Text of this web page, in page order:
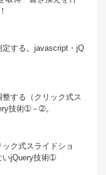
する。javascript・jQ
する（クリック式ス
技術➀－➁。
ク式スライドショ
いjQuery技術➀